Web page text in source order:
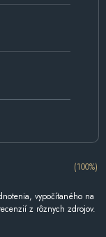
(100%)
vypočítaného na
z rôznych zdrojov.